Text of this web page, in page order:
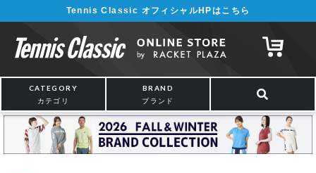
Tennis Classic オフィシャルHPはこちら
CATEGORY
カテゴリ
BRAND
ブランド